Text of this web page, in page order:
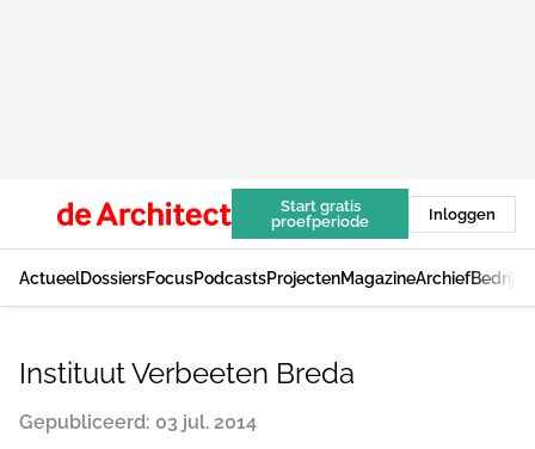
Start gratis
proefperiode
Inloggen
ActueelDossiersFocusPodcastsProjectenMagazineArchief
Instituut Verbeeten Breda
Gepubliceerd: 03 jul. 2014